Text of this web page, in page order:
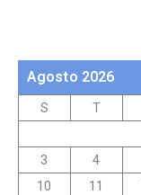
Agosto 2026
S T
3
4
10
11